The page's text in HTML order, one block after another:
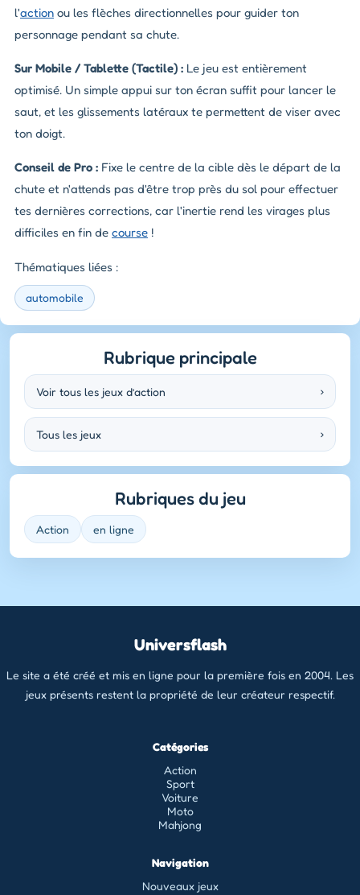
l'action ou les flèches directionnelles pour guider ton
personnage pendant sa chute.
Sur Mobile / Tablette (Tactile) : Le jeu est entièrement
optimisé. Un simple appui sur ton écran suffit pour lancer le
saut, et les glissements latéraux te permettent de viser avec
ton doigt.
Conseil de Pro : Fixe le centre de la cible dès le départ de la
chute et n'attends pas d'être trop près du sol pour effectuer
tes dernières corrections, car l'inertie rend les virages plus
difficiles en fin de course !
Thématiques liées :
automobile
Rubrique principale
Voir tous les jeux d’action ›
Tous les jeux ›
Rubriques du jeu
Action en ligne
Universflash
Le site a été créé et mis en ligne pour la première fois en 2004. Les
jeux présents restent la propriété de leur créateur respectif.
Catégories
Action
Sport
Voiture
Moto
Mahjong
Navigation
Nouveaux jeux